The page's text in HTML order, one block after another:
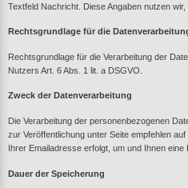
Textfeld Nachricht. Diese Angaben nutzen
Rechtsgrundlage für die
Rechtsgrundlage für die Verarbeitung der
Nutzers Art. 6 Abs. 1 lit. a DSGVO.
Zweck der Datenverarbeitung
Die Verarbeitung der personenbezogenen
zur Veröffentlichung unter Seite empfehlen
Ihrer Emailadresse erfolgt, um und Ihnen
Dauer der Speicherung